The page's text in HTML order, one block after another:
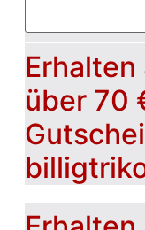
Erhalten
über 70